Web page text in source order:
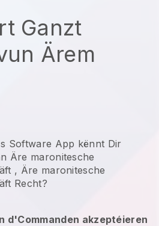
Ganzt
Ärem
Software App kënnt Dir
Äre maronitesche
, Äre maronitesche
Recht?
d'Commanden akzeptéieren